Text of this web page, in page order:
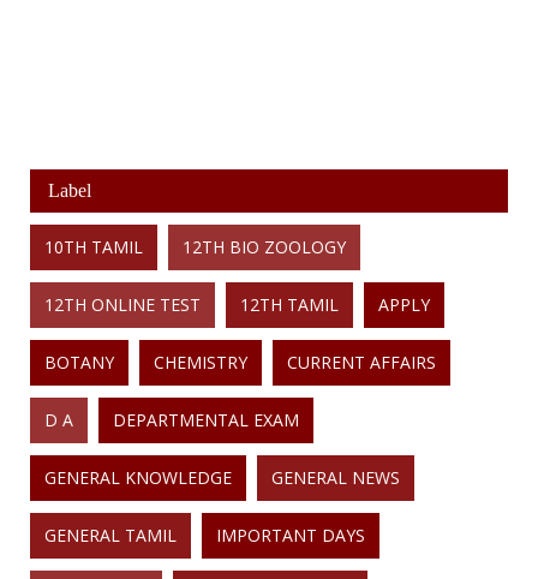
Label
10TH TAMIL 12TH BIO ZOOLOGY
12TH ONLINE TEST 12TH TAMIL APPLY
BOTANY CHEMISTRY CURRENT AFFAIRS
D A DEPARTMENTAL EXAM
GENERAL KNOWLEDGE GENERAL NEWS
GENERAL TAMIL IMPORTANT DAYS